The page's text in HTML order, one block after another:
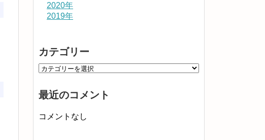
2020年
2019年
カテゴリー
最近のコメント
コメントなし